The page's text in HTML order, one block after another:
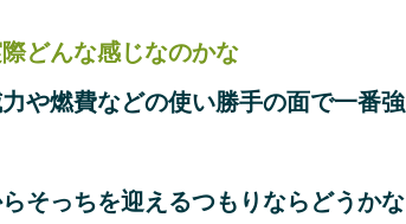
どんな感じなのかな
や燃費などの使い勝手の面で一番
そっちを迎えるつもりならどうか